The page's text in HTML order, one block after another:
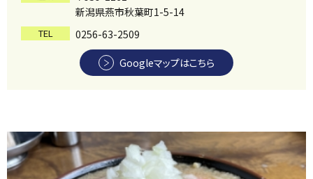
新潟県燕市秋葉町1-5-14
TEL 0256-63-2509
Googleマップはこちら